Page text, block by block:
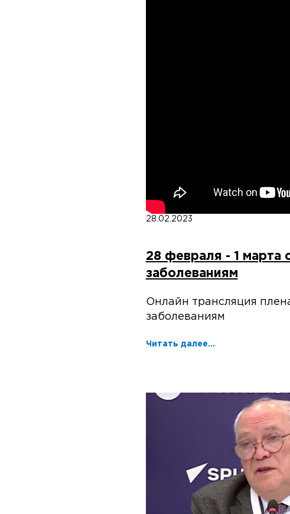
28.02.2023
28 февраля - 1 марта
заболеваниям
Онлайн трансляция
заболеваниям
Читать далее...